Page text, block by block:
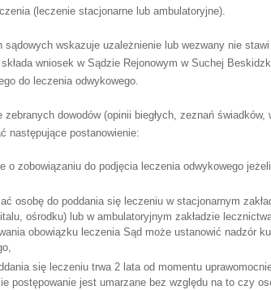
(leczenie stacjonarne lub ambulatoryjne).
sądowych wskazuje uzależnienie lub wezwany nie
wniosek w Sądzie Rejonowym w Suchej
do leczenia odwykowego.
dowodów (opinii biegłych, zeznań świadków,
następujące postanowienie:
o zobowiązaniu do podjęcia leczenia odwykowego
osobę do poddania się leczeniu w stacjonarnym
ośrodku) lub w ambulatoryjnym zakładzie
obowiązku leczenia Sąd może ustanowić nadzór
się leczeniu trwa 2 lata od momentu
postępowanie jest umarzane bez względu na to czy